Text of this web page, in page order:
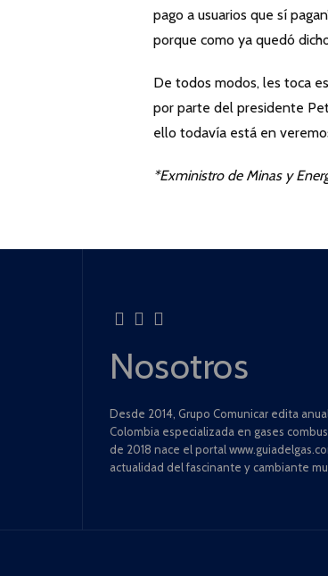
pago a usuarios que sí
porque como ya quedó
De todos modos, les toca
por parte del presidente
ello todavía está en
*Exministro de Minas y
Nosotros
Desde 2014, Grupo Comunicar edita
Colombia especializada en gases
de 2018 nace el portal
actualidad del fascinante y cambiante